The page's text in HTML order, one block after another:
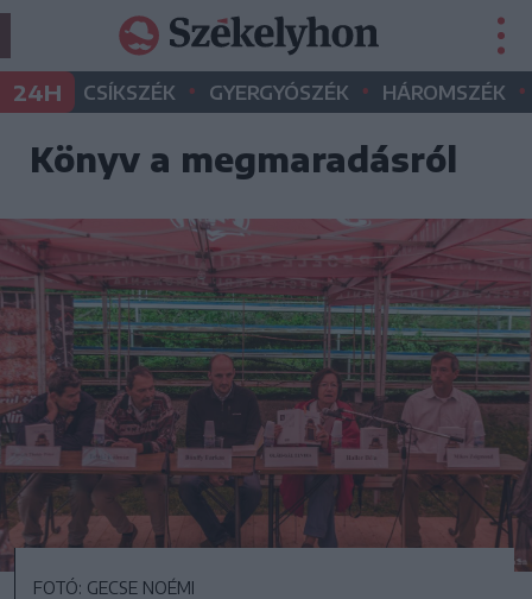
24H CSÍKSZÉK • GYERGYÓSZÉK • HÁROMSZÉK •
Könyv a megmaradásról
FOTÓ: GECSE NOÉMI